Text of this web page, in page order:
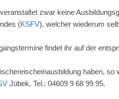
zwar keine
(KSFV), welcher wiederum
findet ihr auf der
haben,
Jübek, Tel.: 04609 9 68 99 95.